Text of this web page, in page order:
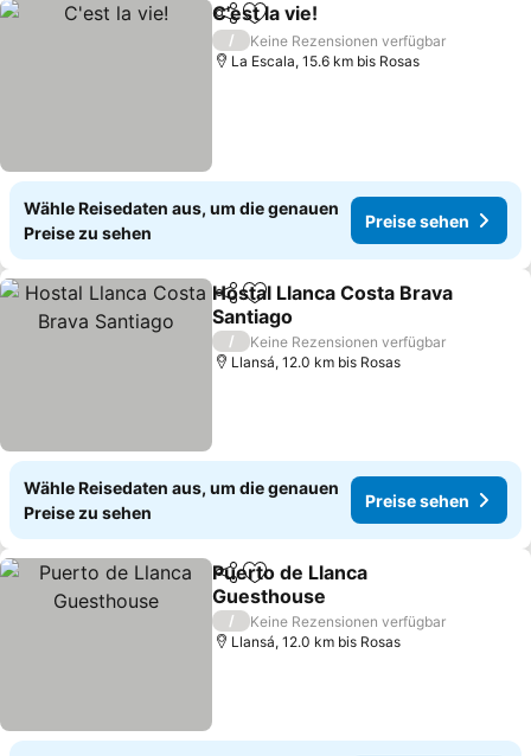
TeilenZu Favoriten hinzufügen
C'est la vie!
/
Keine Rezensionen verfügbar
La Escala, 15.6 km bis Rosas
Wähle Reisedaten aus, um die genauen
Preise zu sehen
Preise sehen
TeilenZu Favoriten hinzufügen
Hostal Llanca Costa Brava
Santiago
Preise sehen
/
Keine Rezensionen verfügbar
Llansá, 12.0 km bis Rosas
Wähle Reisedaten aus, um die genauen
Preise zu sehen
Preise sehen
TeilenZu Favoriten hinzufügen
Puerto de Llanca
Guesthouse
Preise sehen
/
Keine Rezensionen verfügbar
Llansá, 12.0 km bis Rosas